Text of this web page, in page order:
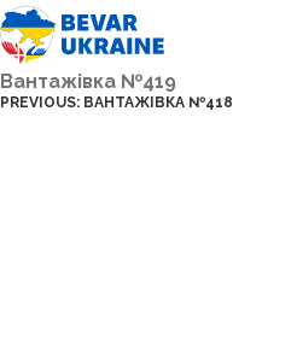
Вантажівка №419
PREVIOUS: ВАНТАЖІВКА №418